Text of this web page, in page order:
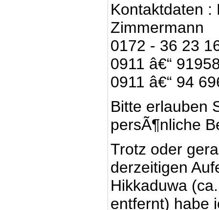
Kontaktdaten :
Zimmermann
0172 - 36 23
0911 â€“
0911 â€“ 94
Bitte erlauben
persÃ¶nliche
Trotz oder
derzeitigen
Hikkaduwa
entfernt) habe